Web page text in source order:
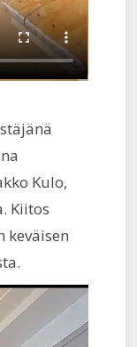
Kulo,
Kiitos
keväisen